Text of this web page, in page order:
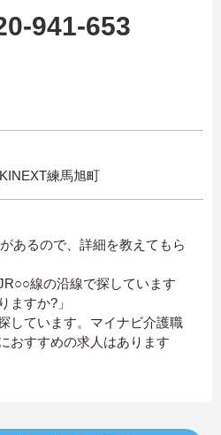
941-653
練馬旭町
あるので、詳細を教えてもら
線の沿線で探しています
ますか?」
しています。マイナビ介護職
おすすめの求人はあります